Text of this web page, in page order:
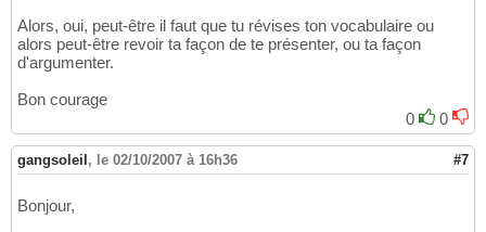
Alors, oui, peut-être il faut que tu révises ton vocabulaire ou
alors peut-être revoir ta façon de te présenter, ou ta façon
d'argumenter.
Bon courage
0
0
gangsoleil , le 02/10/2007 à 16h36 #7
Bonjour,